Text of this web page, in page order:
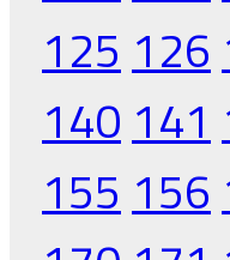
125 126
140 141
155 156